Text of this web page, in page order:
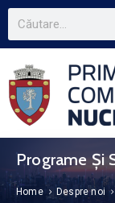
Programe Și
Home Despre noi